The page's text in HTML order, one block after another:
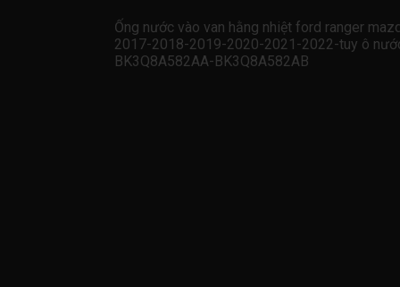
Ống nước vào van hằng nhiệt ford ranger
2017-2018-2019-2020-2021-2022-tuy ô
BK3Q8A582AA-BK3Q8A582AB